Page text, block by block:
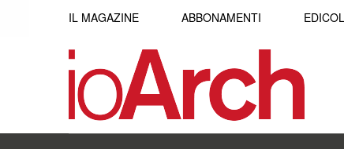
IL MAGAZINE ABBONAMENTI